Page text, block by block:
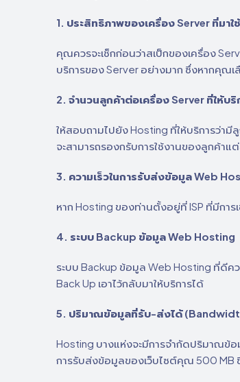
1. ประสิทธิภาพของเครื่อง Server ที่มาใ
คุณควรจะเช็กก่อนว่าสเป็กของเครื่อง
บริการของ Server อย่างมาก ซึ่งหากคุณเ
2. จำนวนลูกค้าต่อเครื่อง Server ที่ให้บริ
ให้สอบถามไปยัง Hosting ที่ให้บริการว่ามี
จะสามารถรองกรับการใช้งานของลูกค้า
3. ความเร็วในการรับส่งข้อมูล Web
หาก Hosting ของท่านตั้งอยู่ที่ ISP ที่มีกา
4. ระบบ Backup ข้อมูล Web Hosting
ระบบ Backup ข้อมูล Web Hosting ที่ดี
Back Up เอาไว้กลับมาให้บริการได้
5. ปริมาณข้อมูลที่รับ-ส่งได้
Hosting บางแห่งจะมีการจำกัดปริมาณข้อ
การรับส่งข้อมูลของเว็บไซต์คุณ 500 MB